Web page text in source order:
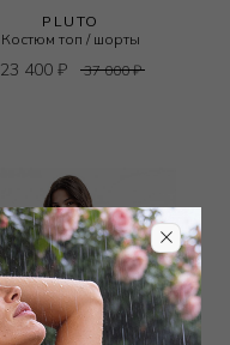
PLUTO
Костюм топ / шорты
23 400 ₽ 37 000₽